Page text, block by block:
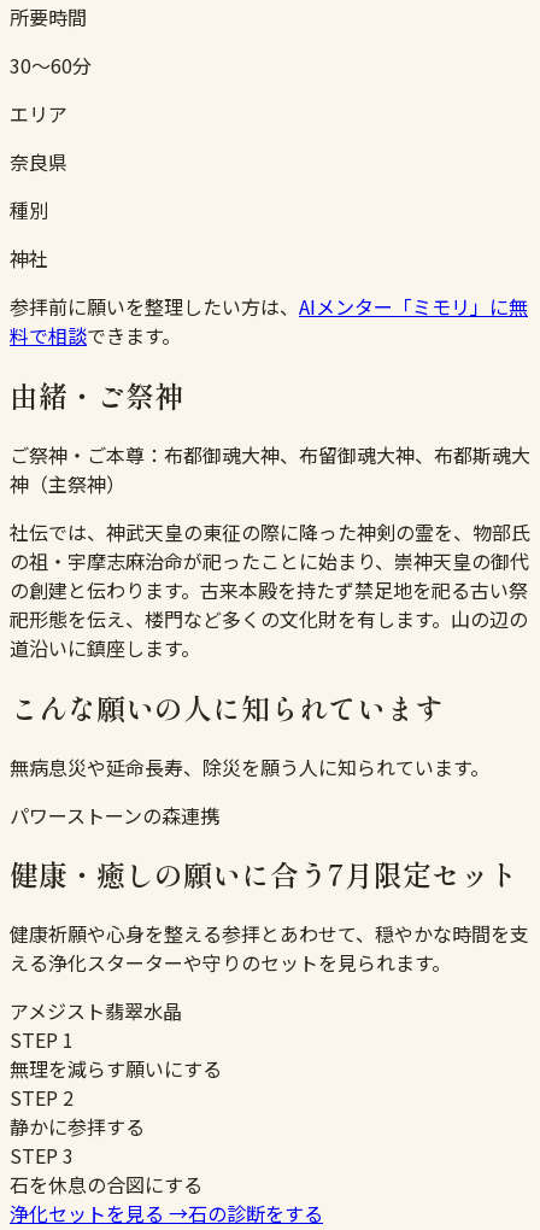
所要時間
30〜60分
エリア
奈良県
種別
神社
参拝前に願いを整理したい方は、 AIメンター「ミモリ」に無
料で相談できます。
由緒・ご祭神
ご祭神・ご本尊： 布都御魂大神、布留御魂大神、布都斯魂大
神（主祭神）
社伝では、神武天皇の東征の際に降った神剣の霊を、物部氏
の祖・宇摩志麻治命が祀ったことに始まり、崇神天皇の御代
の創建と伝わります。古来本殿を持たず禁足地を祀る古い祭
祀形態を伝え、楼門など多くの文化財を有します。山の辺の
道沿いに鎮座します。
こんな願いの人に知られています
無病息災や延命長寿、除災を願う人に知られています。
パワーストーンの森連携
健康・癒しの願いに合う7月限定セット
健康祈願や心身を整える参拝とあわせて、穏やかな時間を支
える浄化スターターや守りのセットを見られます。
アメジスト翡翠水晶
STEP 1
無理を減らす願いにする
STEP 2
静かに参拝する
STEP3
石を休息の合図にする
浄化セットを見る →石の診断をする